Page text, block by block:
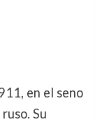
en el seno
Su